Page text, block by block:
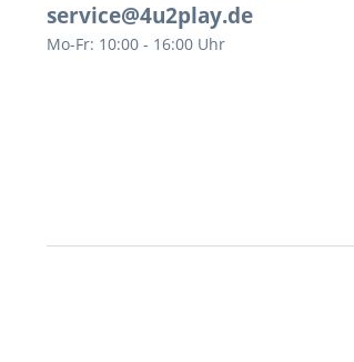
service@4u2play.de
Mo-Fr: 10:00 - 16:00 Uhr